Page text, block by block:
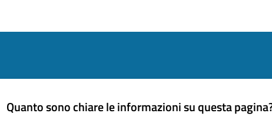
Quanto sono chiare le informazioni su questa